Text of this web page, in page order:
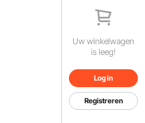
Uw winkelwagen
is leeg!
Log in
Registreren